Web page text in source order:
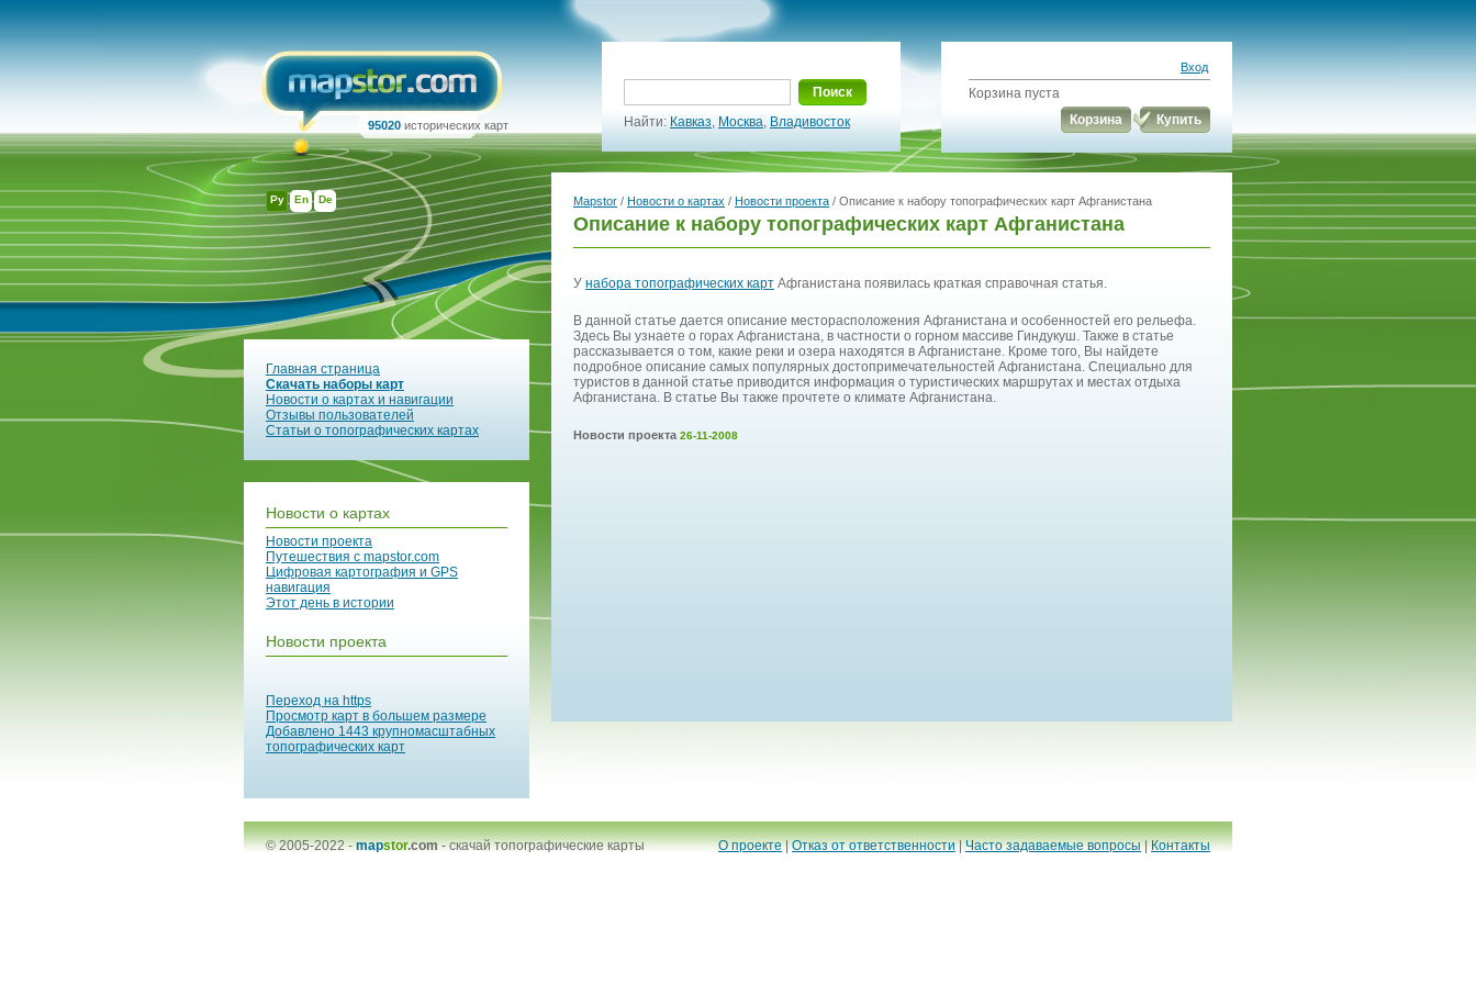
Ру En De
95020 исторических карт
Поиск
Найти: Кавказ, Москва, Владивосток
Вход
Корзина пуста
Корзина
Купить
Главная страница
Скачать наборы карт
Новости о картах и навигации
Отзывы пользователей
Статьи о топографических картах
Новости о картах
Новости проекта
Путешествия с mapstor.com
Цифровая картография и GPS
навигация
Этот день в истории
Новости проекта
Переход на https
Просмотр карт в большем размере
Добавлено 1443 крупномасштабных
топографических карт
Mapstor / Новости о картах / Новости проекта / Описание к набору топографических карт Афганистана
Описание к набору топографических карт Афганистана
У набора топографических карт Афганистана появилась краткая справочная статья.
В данной статье дается описание месторасположения Афганистана и особенностей его рельефа.
Здесь Вы узнаете о горах Афганистана, в частности о горном массиве Гиндукуш. Также в статье
рассказывается о том, какие реки и озера находятся в Афганистане. Кроме того, Вы найдете
подробное описание самых популярных достопримечательностей Афганистана. Специально для
туристов в данной статье приводится информация о туристических маршрутах и местах отдыха
Афганистана. В статье Вы также прочтете о климате Афганистана.
Новости проекта 26-11-2008
© 2005-2022 -mapstor.com-скачай топографические карты О проекте|Отказ от ответственности|Часто задаваемые вопросы|Контакты